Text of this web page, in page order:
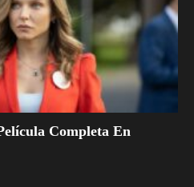
Completa En